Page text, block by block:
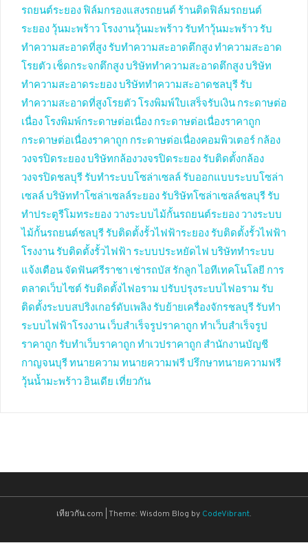
รถยนต์ระยอง ฟิล์มกรองแสงรถยนต์ ร้านติดฟิล์มรถยนต์
ระยอง วุ้นมะพร้าว โรงงานวุ้นมะพร้าว รับทำวุ้นมะพร้าว รับ
ทำความสะอาดที่สูง รับทำความสะอาดตึกสูงทำความสะอาด
โรยตัว เช็ดกระจกตึกสูงบริษัททำความสะอาดตึกสูงบริษัท
ทำความสะอาดระยองบริษัททำความสะอาดชลบุรี รับ
ทำความสะอาดที่สูงโรยตัว โรงพิมพ์ใบเสร็จรับเงิน กระดาษต่อ
เนื่อง โรงพิมพ์กระดาษต่อเนื่อง กระดาษต่อเนื่องราคาถูก
กระดาษต่อเนื่องราคาถูก กระดาษต่อเนื่องคอมพิวเตอร์ กล้อง
วงจรปิดระยองบริษัทกล้องวงจรปิดระยอง รับติดตั้งกล้อง
วงจรปิดชลบุรี รับทำระบบโซล่าเซลล์ รับออกแบบระบบโซล่า
เซลล์ บริษัททำโซล่าเซลล์ระยอง รับริษัทโซล่าเซลล์ชลบุรี รับ
ทำประตูรีโมทระยอง วางระบบไม้กั้นรถยนต์ระยอง วางระบบ
ไม้กั้นรถยนต์ชลบุรี รับติดตั้งรั้วไฟฟ้าระยอง รับติดตั้งรั้วไฟฟ้า
โรงงาน รับติดตั้งรั้วไฟฟ้า ระบบประหยัดไฟ บริษัททำระบบ
แจ้งเตือน จัดฟันศรีราชา เช่ารถบัส รักลูก ไอทีเทคโนโลยี การ
ตลาดเว็บไซต์ รับติดตั้งไฟอราม ปรับปรุงระบบไฟอราม รับ
ติดตั้งระบบสปริงเกอร์ดับเพลิง รับย้ายเครื่องจักรชลบุรี รับทำ
ระบบไฟฟ้าโรงงาน เว็บสำเร็จรูปราคาถูก ทำเว็บสำเร็จรูป
ราคาถูก รับทำเว็บราคาถูก ทำเวปราคาถูก สำนักงานบัญชี
กาญจนบุรีทนายความ ทนายความฟรีปรึกษาทนายความฟรี
วุ้นน้ำมะพร้าว อินเดีย เที่ยวกัน
เทียวกัน.com Theme: Wisdom Blog by CodeVibrant.